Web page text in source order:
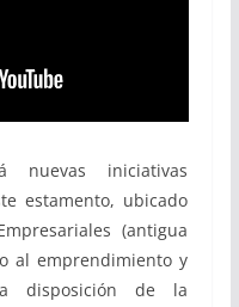
nuevas iniciativas
estamento, ubicado
(antigua
al emprendimiento y
disposición de la